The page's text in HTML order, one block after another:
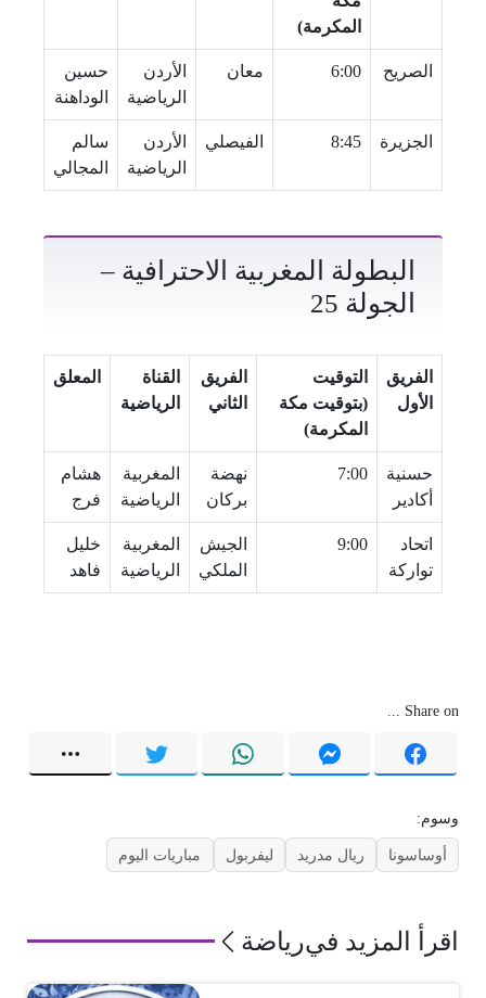
المكرمة)
الصريح 6:00 معان
الأردن
الرياضية
حسين
الوداهنة
الجزيرة 8:45 الفيصلي
الأردن
الرياضية
سالم
المجالي
البطولة المغربية الاحترافية –
الجولة 25
الفريق
الأول
التوقيت
(بتوقيت مكة
المكرمة)
الفريق
الثاني
القناة
الرياضية
المعلق
حسنية
أكادير
7:00
نهضة
بركان
المغربية
الرياضية
هشام
فرج
اتحاد
تواركة
9:00
الجيش
الملكي
المغربية
الرياضية
خليل
فاهد
Share on ...
وسوم:
أوساسونا ريال مدريد ليفربول مباريات اليوم
اقرأ المزيد فيرياضة